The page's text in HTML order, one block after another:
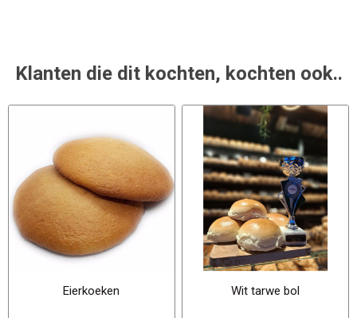
Klanten die dit kochten, kochten ook..
Eierkoeken Wit tarwe bol